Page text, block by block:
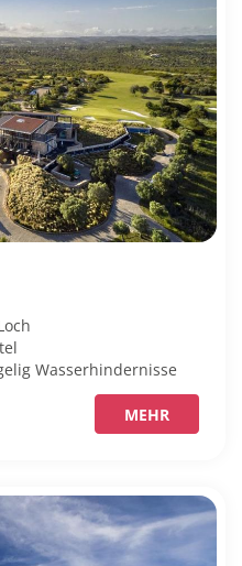
Wasserhindernisse
MEHR